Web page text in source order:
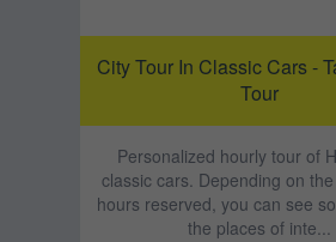
City Tour In Classic Cars -
Tour
Personalized hourly tour of
classic cars. Depending on
hours reserved, you can see
the places of inte...